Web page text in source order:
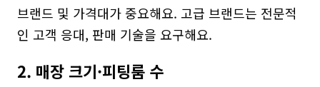
브랜드 및 가격대가 중요해요. 고급 브랜드는 전문적
인 고객 응대, 판매 기술을 요구해요.
2. 매장 크기·피팅룸 수